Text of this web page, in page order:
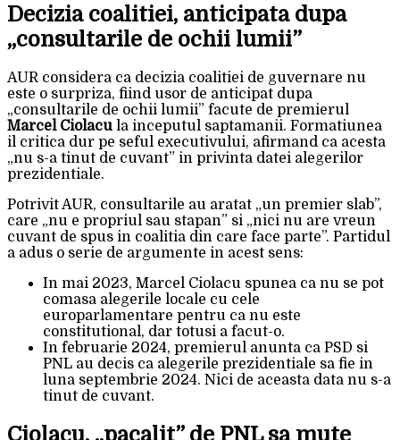
Decizia coalitiei, anticipata dupa
„consultarile de ochii lumii”
AUR considera ca decizia coalitiei de guvernare nu
este o surpriza, fiind usor de anticipat dupa
„consultarile de ochii lumii” facute de premierul
Marcel Ciolacu la inceputul saptamanii. Formatiunea
il critica dur pe seful executivului, afirmand ca acesta
„nu s-a tinut de cuvant” in privinta datei alegerilor
prezidentiale.
Potrivit AUR, consultarile au aratat „un premier slab”,
care „nu e propriul sau stapan” si „nici nu are vreun
cuvant de spus in coalitia din care face parte”. Partidul
a adus o serie de argumente in acest sens:
In mai 2023, Marcel Ciolacu spunea ca nu se pot
comasa alegerile locale cu cele
europarlamentare pentru ca nu este
constitutional, dar totusi a facut-o.
In februarie 2024, premierul anunta ca PSD si
PNL au decis ca alegerile prezidentiale sa fie in
luna septembrie 2024. Nici de aceasta data nu s-a
tinut de cuvant.
Ciolacu, „pacalit” de PNL sa mute